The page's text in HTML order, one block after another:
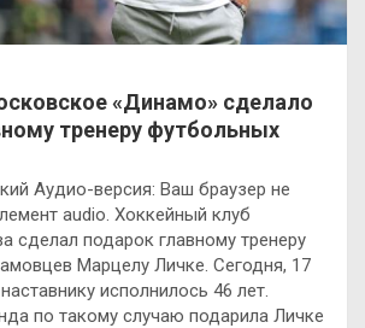
«Динамо» сделало
тренеру футбольных
Аудио-версия: Ваш браузер не
audio. Хоккейный клуб
сделал подарок главному тренеру
Марцелу Личке. Сегодня, 17
исполнилось 46 лет.
по такому случаю подарила Личке